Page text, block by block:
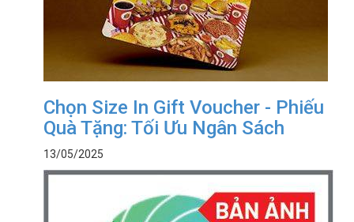
Chọn Size In Gift Voucher - Phiếu
Quà Tặng: Tối Ưu Ngân Sách
13/05/2025